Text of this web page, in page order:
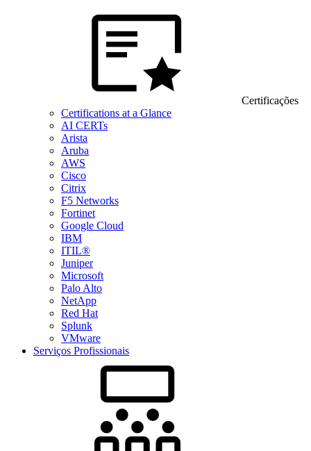
Certificações
Certifications at a Glance
AI CERTs
Arista
Aruba
AWS
Cisco
Citrix
F5 Networks
Fortinet
Google Cloud
IBM
ITIL®
Juniper
Microsoft
Palo Alto
NetApp
Red Hat
Splunk
VMware
Serviços Profissionais